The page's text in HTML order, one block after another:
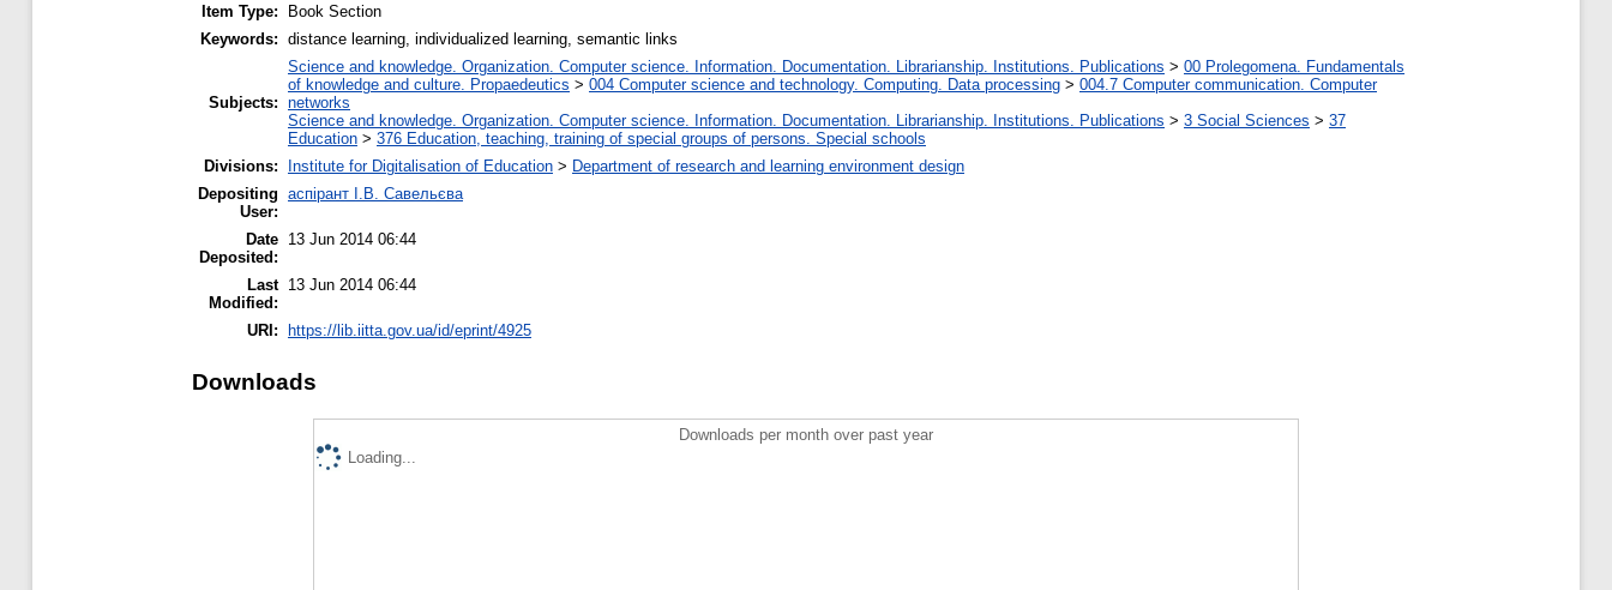
Item Type:
Book Section
Keywords: distance learning, individualized learning, semantic links
Subjects:
Science and knowledge. Organization. Computer science. Information. Documentation. Librarianship. Institutions. Publications > 00 Prolegomena. Fundamentals
of knowledge and culture. Propaedeutics > 004 Computer science and technology. Computing. Data processing > 004.7 Computer communication. Computer
networks
Science and knowledge. Organization. Computer science. Information. Documentation. Librarianship. Institutions. Publications > 3 Social Sciences > 37
Education > 376 Education, teaching, training of special groups of persons. Special schools
Divisions:
Institute for Digitalisation of Education > Department of research and learning environment design
Depositing
User:
аспірант І.В. Савельєва
Date
Deposited:
13 Jun 2014 06:44
Last
Modified:
13 Jun 2014 06:44
URI: https://lib.iitta.gov.ua/id/eprint/4925
Downloads
Downloads per month over past year
Loading...